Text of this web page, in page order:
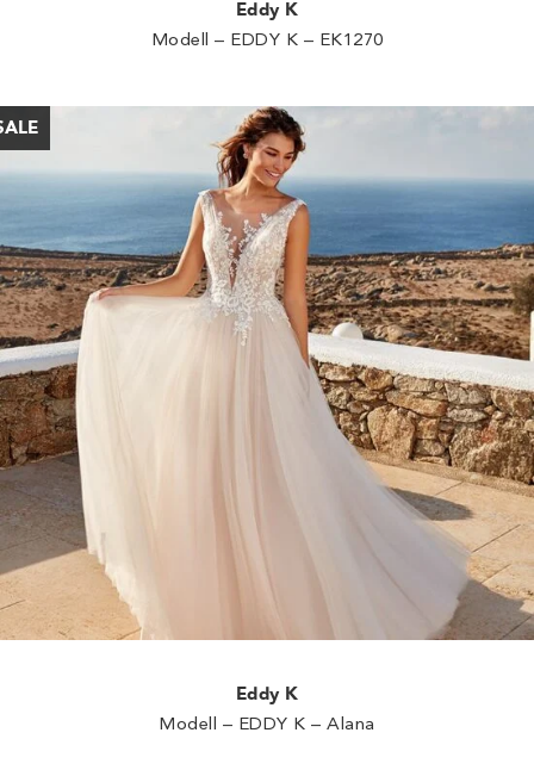
Eddy K
Modell – EDDY K – EK1270
Eddy K
Modell – EDDY K – Alana